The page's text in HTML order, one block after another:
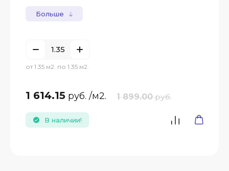
Больше
от 1.35 м2. по 1.35 м2.
1 614.15 руб. /м2. 1 899.00 руб.
В наличии!